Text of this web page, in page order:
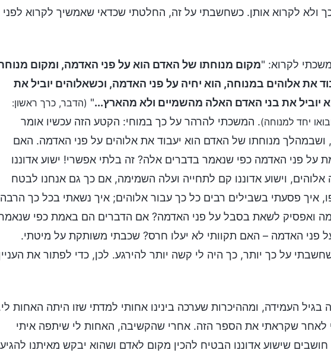
כך ולא לקרוא אותן. כשחשבתי על זה, החלטתי שכדאי שאמשיך לקרוא לפני
לקרוא: "מקום מנוחתו של האדם הוא על פני האדמה, ומקום
את אלוהים במנוחה, הוא יחיה על פני האדמה, וכשאלוהים יוביל את
יוביל את בני האדם האלה מהשמיים ולא מהארץ..." (הדבר, כרך ראשון:
יחד למנוחה). המשכתי להרהר על כך במוחי: הקטע הזה עכשיו אומר
ושבמהלך מנוחתו של האדם הוא יעבוד את אלוהים על פני האדמה. האם
על פני האדמה כפי שנאמר בדברים אלה? זה בלתי אפשרי! ישוע אדוננו
וישוע אדוננו קם לתחייה ועלה השמימה, אם כך גם אנחנו לבטח
פסעתי בשבילים רבים כל כך עבור אלוהים; איך נשאתי בכל כך הרבה
ואפסיק לשאת בסבל על פני האדמה? אם הדברים הם באמת כפי
פני האדמה – האם תקוותי לא יעלו חרס? שכבתי משותקת על מיטתי.
על כך יותר, כך היה לי קשה יותר להירגע. לכן, כדי לפתור את
העמידה, ומההיכרות שערכה בינינו אחותי למדתי שזו היתה האחות
לאחר שקראתי את הספר הזה. אחרי שהקשיבה, האחות לי שיתפה איתי
שישוע אדוננו הבטיח להכין מקום לאדם ושהוא יבקש מאיתנו להגיע